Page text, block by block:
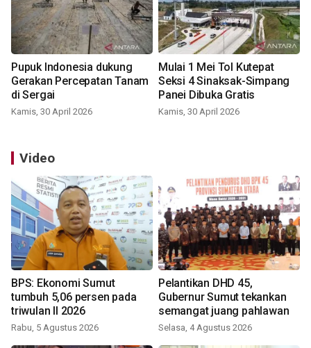
Pupuk Indonesia dukung
Gerakan Percepatan Tanam
di Sergai
Kamis, 30 April 2026
Mulai 1 Mei Tol Kutepat
Seksi 4 Sinaksak-Simpang
Panei Dibuka Gratis
Kamis, 30 April 2026
Video
BPS: Ekonomi Sumut
tumbuh 5,06 persen pada
triwulan II 2026
Rabu, 5 Agustus 2026
Pelantikan DHD 45,
Gubernur Sumut tekankan
semangat juang pahlawan
Selasa, 4 Agustus 2026